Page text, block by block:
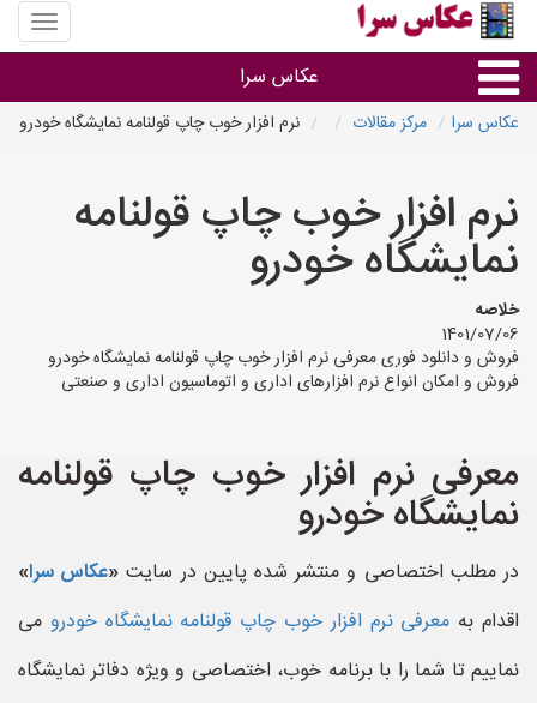
منوی
سایت
سرا
عکاس سرا
آتلیه و فیلمبرداری در هر شهر
عکاس سرا مرکز مقالات نرم افزار خوب چاپ قولنامه نمایشگاه خودرو
نرم افزار خوب چاپ قولنامه
نمایشگاه خودرو
خلاصه
1401/07/06
فروش و دانلود فوری معرفی نرم افزار خوب چاپ قولنامه نمایشگاه خودرو
فروش و امکان انواع نرم افزارهای اداری و اتوماسیون اداری و صنعتی
معرفی نرم افزار خوب چاپ قولنامه
نمایشگاه خودرو
در مطلب اختصاصی و منتشر شده پایین در سایت «عکاس سرا»
اقدام به معرفی نرم افزار خوب چاپ قولنامه نمایشگاه خودرو می
نماییم تا شما را با برنامه خوب، اختصاصی و ویژه دفاتر نمایشگاه